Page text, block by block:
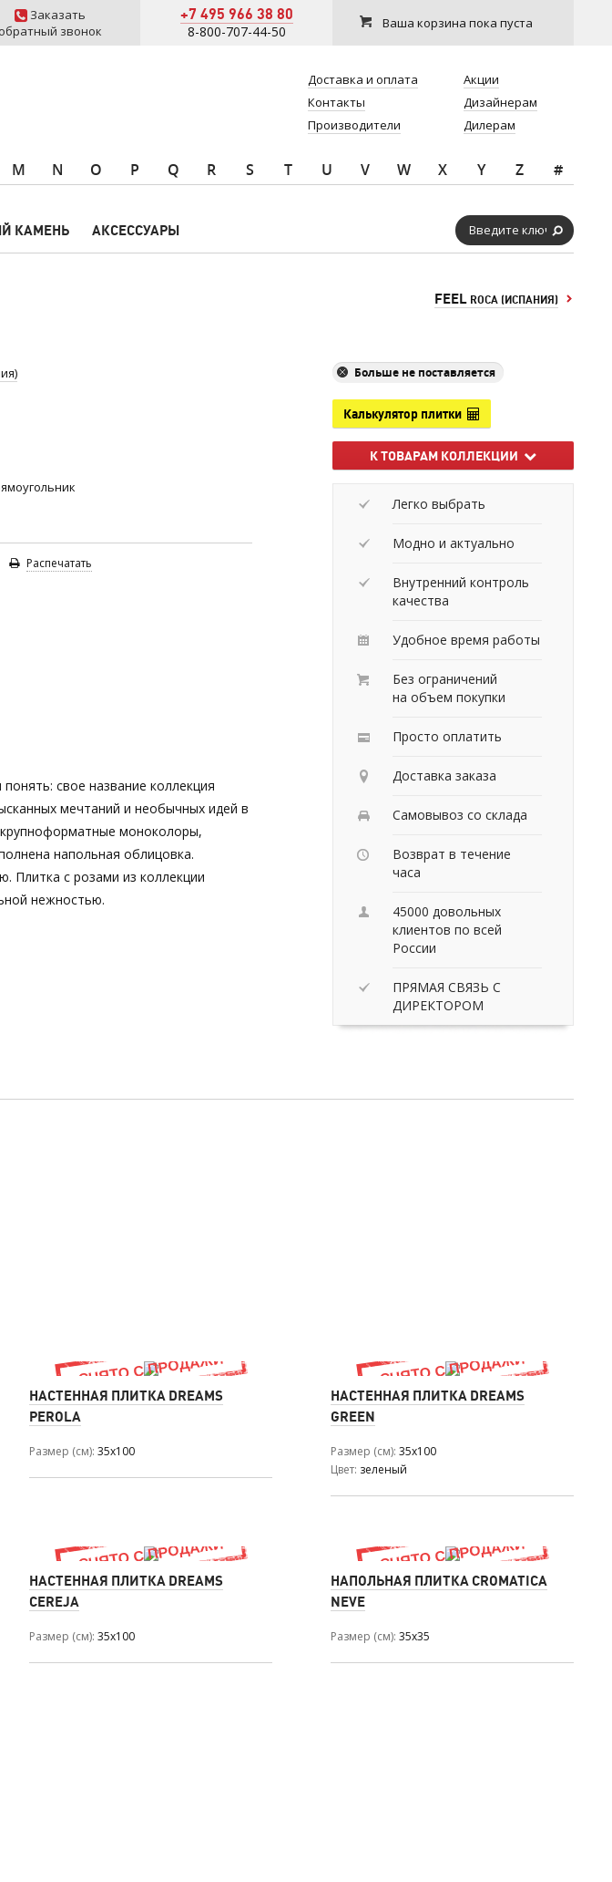
Заказать
обратный звонок
+7 495 966 38 80
8-800-707-44-50 Ваша корзина пока пуста
Доставка и оплата
Контакты
Производители
Акции
Дизайнерам
Дилерам
M N O P Q R S T U V W X Y Z #
КАМЕНЬ АКСЕССУАРЫ
FEEL ROCA (ИСПАНИЯ)
Распечатать
свое название коллекция
мечтаний и необычных идей в
моноколоры,
напольная облицовка.
Плитка с розами из коллекции
нежностью.
Больше не поставляется
Калькулятор плитки
К ТОВАРАМ КОЛЛЕКЦИИ
Легко выбрать
Модно и актуально
Внутренний контроль
качества
Удобное время работы
Без ограничений
на объем покупки
Просто оплатить
Доставка заказа
Самовывоз со склада
Возврат в течение
часа
45000 довольных
клиентов по всей
России
ПРЯМАЯ СВЯЗЬ С
ДИРЕКТОРОМ
НАСТЕННАЯ ПЛИТКА DREAMS
PEROLA
Размер (см) 35x100
НАСТЕННАЯ ПЛИТКА DREAMS
GREEN
Размер (см) 35x100
Цвет зеленый
НАСТЕННАЯ ПЛИТКА DREAMS
CEREJA
Размер (см) 35x100
НАПОЛЬНАЯ ПЛИТКА CROMATICA
NEVE
Размер (см) 35x35